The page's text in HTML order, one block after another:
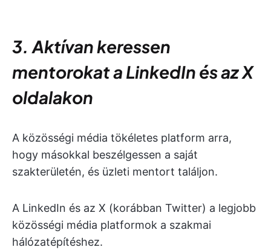
3. Aktívan keressen
mentorokat a LinkedIn és az X
oldalakon
A közösségi média tökéletes platform arra,
hogy másokkal beszélgessen a saját
szakterületén, és üzleti mentort találjon.
A LinkedIn és az X (korábban Twitter) a legjobb
közösségi média platformok a szakmai
hálózatépítéshez.